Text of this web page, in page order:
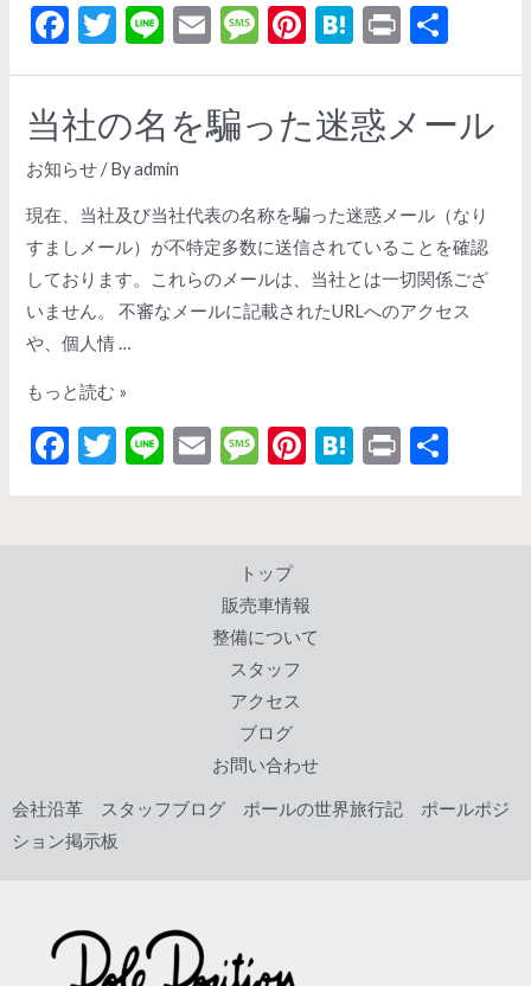
F
ac
e
b
o
o
k
T
w
itt
er
Li
n
e
E
m
ai
l
M
es
sa
g
Pi
nt
er
es
H
at
e
n
Pr
in
t
有
当社の名を騙った迷惑メール
お知らせ/ Byadmin
現在、当社及び当社代表の名称を騙った迷惑メール（なり
すましメール）が不特定多数に送信されていることを確認
しております。これらのメールは、当社とは一切関係ござ
いません。 不審なメールに記載されたURLへのアクセス
や、個人情 …
もっと読む »
F
T
Li E
M
g
e
Pi
t
H Pr
トップ
販売車情報
整備について
スタッフ
アクセス
ブログ
お問い合わせ
会社沿革 スタッフブログ ポールの世界旅行記
ポールポジ
ション掲示板